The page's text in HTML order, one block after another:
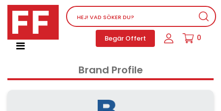
Begär Offert 0
Nätverksutrustning
Service, supportprogram och licenser
Brand Profile